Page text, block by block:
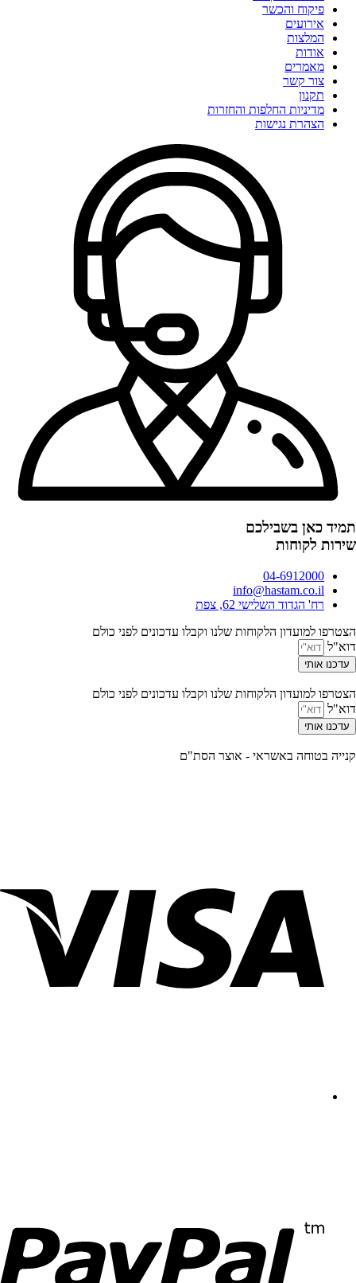
פיקוח והכשר
אירועים
המלצות
אודות
מאמרים
צור קשר
תקנון
מדיניות החלפות והחזרות
הצהרת נגישות
תמיד כאן בשבילכם
שירות לקוחות
04-6912000
info@hastam.co.il
רח' הגדוד השלישי 62, צפת
הצטרפו למועדון הלקוחות שלנו וקבלו עדכונים לפני כולם
דוא"ל
עדכנו אותי
הצטרפו למועדון הלקוחות שלנו וקבלו עדכונים לפני כולם
דוא"ל
עדכנו אותי
קנייה בטוחה באשראי - אוצר הסת"ם